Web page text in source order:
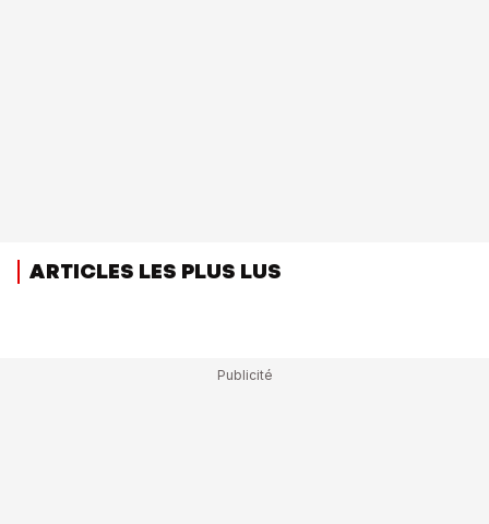
ARTICLES LES PLUS LUS